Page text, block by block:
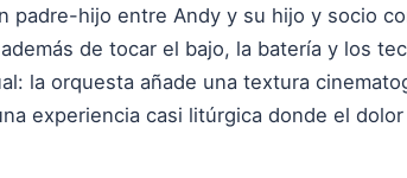
padre-hijo entre Andy y su hijo y socio
de tocar el bajo, la batería y los
la orquesta añade una textura
experiencia casi litúrgica donde el